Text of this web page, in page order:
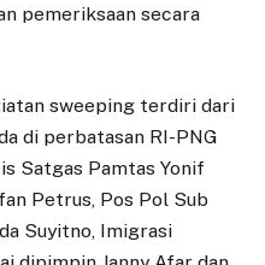
pemeriksaan secara
sweeping terdiri dari
di perbatasan RI-PNG
Satgas Pamtas Yonif
Petrus, Pos Pol Sub
Suyitno, Imigrasi